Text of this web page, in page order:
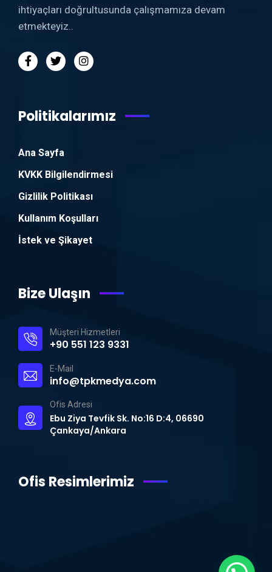
ihtiyaçları doğrultusunda çalışmamıza devam
etmekteyiz..
Politikalarımız
Ana Sayfa
KVKK Bilgilendirmesi
Gizlilik Politikası
Kullanım Koşulları
İstek ve Şikayet
Bize Ulaşın
Müşteri Hizmetleri
+90 551 123 9331
E-Mail
info@tpkmedya.com
Ofis Adresi
Ebu Ziya Tevfik Sk. No:16 D:4, 06690
Çankaya/Ankara
Ofis Resimlerimiz